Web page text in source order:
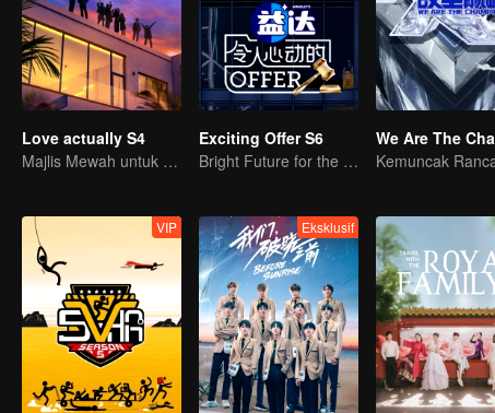
Love actually S4
Majlis Mewah untuk Orang Dewasa
Exciting Offer S6
Bright Future for the Youth
VIP Eksklusif